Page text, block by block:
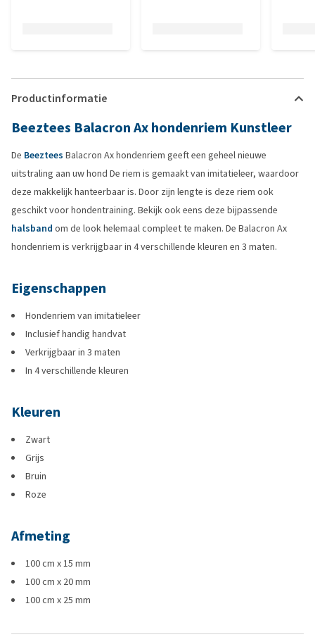
Productinformatie
Beeztees Balacron Ax hondenriem Kunstleer
De Beeztees Balacron Ax hondenriem geeft een geheel nieuwe
uitstraling aan uw hond De riem is gemaakt van imitatieleer, waardoor
deze makkelijk hanteerbaar is. Door zijn lengte is deze riem ook
geschikt voor hondentraining. Bekijk ook eens deze bijpassende
halsband om de look helemaal compleet te maken. De Balacron Ax
hondenriem is verkrijgbaar in 4 verschillende kleuren en 3 maten.
Eigenschappen
Hondenriem van imitatieleer
Inclusief handig handvat
Verkrijgbaar in 3 maten
In 4 verschillende kleuren
Kleuren
Zwart
Grijs
Bruin
Roze
Afmeting
100 cm x 15 mm
100 cm x 20 mm
100 cm x 25 mm